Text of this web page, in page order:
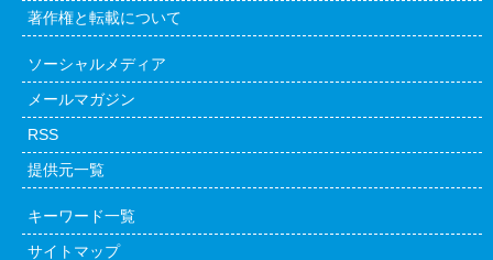
著作権と転載について
ソーシャルメディア
メールマガジン
RSS
提供元一覧
キーワード一覧
サイトマップ